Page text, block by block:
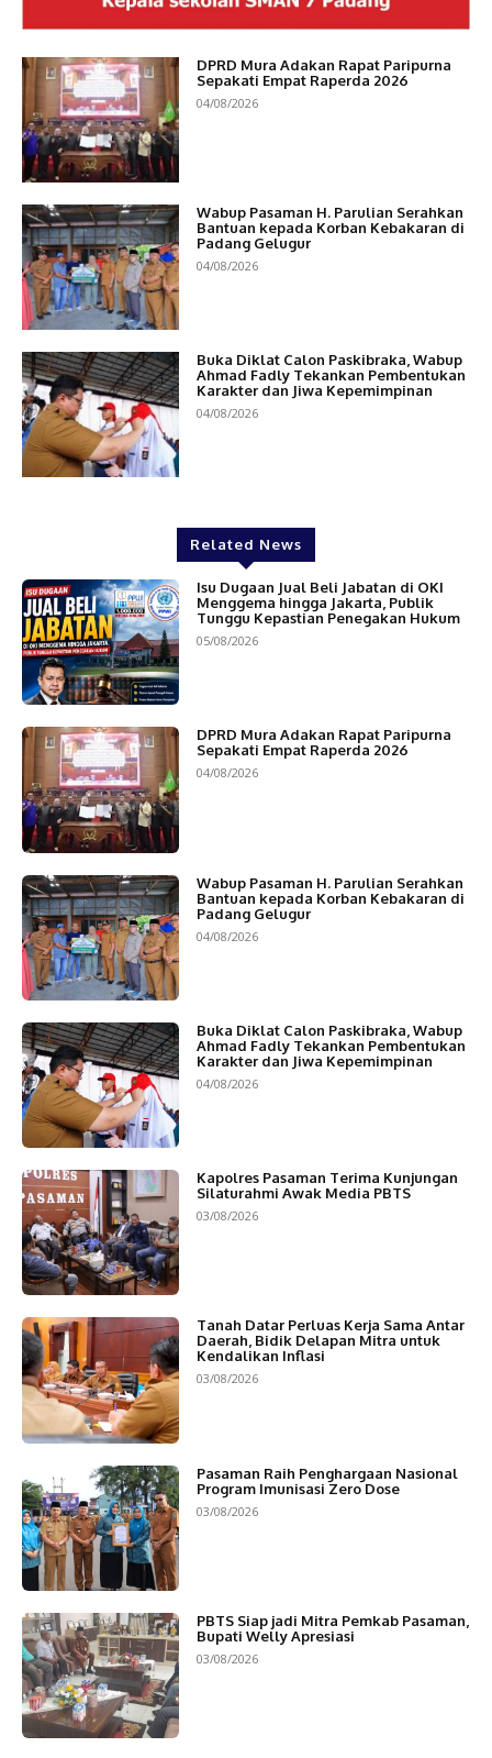
DPRD Mura Adakan Rapat Paripurna
Sepakati Empat Raperda 2026
04/08/2026
Wabup Pasaman H. Parulian Serahkan
Bantuan kepada Korban Kebakaran di
Padang Gelugur
04/08/2026
Buka Diklat Calon Paskibraka, Wabup
Ahmad Fadly Tekankan Pembentukan
Karakter dan Jiwa Kepemimpinan
04/08/2026
Related News
Isu Dugaan Jual Beli Jabatan di OKI
Menggema hingga Jakarta, Publik
Tunggu Kepastian Penegakan Hukum
05/08/2026
DPRD Mura Adakan Rapat Paripurna
Sepakati Empat Raperda 2026
04/08/2026
Wabup Pasaman H. Parulian Serahkan
Bantuan kepada Korban Kebakaran di
Padang Gelugur
04/08/2026
Buka Diklat Calon Paskibraka, Wabup
Ahmad Fadly Tekankan Pembentukan
Karakter dan Jiwa Kepemimpinan
04/08/2026
Kapolres Pasaman Terima Kunjungan
Silaturahmi Awak Media PBTS
03/08/2026
Tanah Datar Perluas Kerja Sama Antar
Daerah, Bidik Delapan Mitra untuk
Kendalikan Inflasi
03/08/2026
Pasaman Raih Penghargaan Nasional
Program Imunisasi Zero Dose
03/08/2026
PBTS Siap jadi Mitra Pemkab Pasaman,
Bupati Welly Apresiasi
03/08/2026